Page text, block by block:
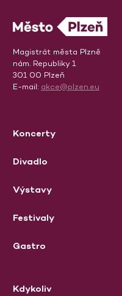
Magistrát města Plzně
nám. Republiky 1
301 00 Plzeň
E-mail: akce@plzen.eu
Koncerty
Divadlo
Výstavy
Festivaly
Gastro
Kdykoliv